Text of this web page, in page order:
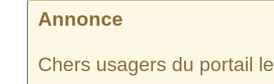
Annonce
Chers usagers du portail